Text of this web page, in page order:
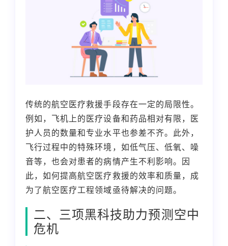
传统的航空医疗救援手段存在一定的局限性。
例如，飞机上的医疗设备和药品相对有限，医
护人员的数量和专业水平也参差不齐。此外，
飞行过程中的特殊环境，如低气压、低氧、噪
音等，也会对患者的病情产生不利影响。因
此，如何提高航空医疗救援的效率和质量，成
为了航空医疗工程领域亟待解决的问题。
二、三项黑科技助力预测空中
危机